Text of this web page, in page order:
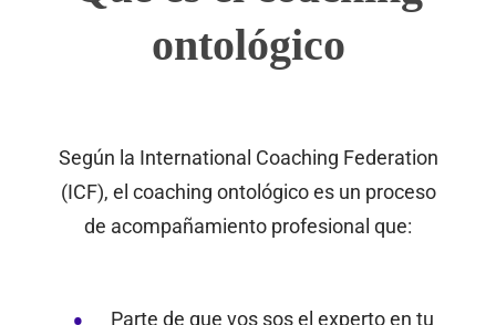
ontológico
Según la International Coaching Federation
(ICF), el coaching ontológico es un proceso
de acompañamiento profesional que:
Parte de que vos sos el experto en tu